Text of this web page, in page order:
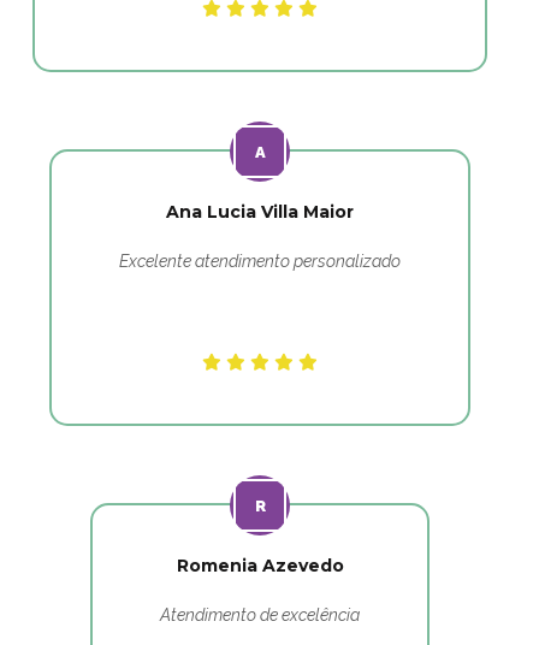
Ana Lucia Villa Maior
Excelente atendimento personalizado
Romenia Azevedo
Atendimento de excelência